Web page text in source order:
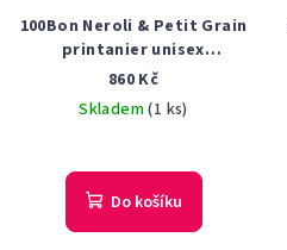
100Bon Neroli & Petit Grain
printanier unisex
parfémovaná voda 50 ml
860 Kč
Skladem(1 ks)
Do košíku